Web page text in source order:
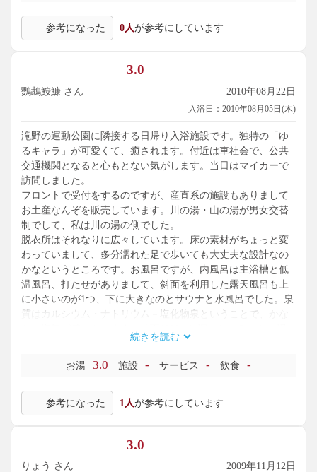
参考になった 0人が参考にしています
3.0
鸚鵡鮟鱇 さん 2010年08月22日
入浴日：2010年08月05日(木)
滝野の運動公園に隣接する日帰り入浴施設です。独特の「ゆ
るキャラ」が可愛くて、癒されます。付近は車社会で、公共
交通機関となると心もとない気がします。当日はマイカーで
訪問しました。
フロントで受付をするのですが、産直系の施設もありまして
お土産なんぞを販売しています。川の湯・山の湯が男女交替
制でして、私は川の湯の側でした。
脱衣所はそれなりに広々しています。床の素材がちょっと変
わっていまして、多分濡れた足で歩いても大丈夫な設計なの
かなというところです。お風呂ですが、内風呂は主浴槽と低
温風呂、打たせがありまして、斜面を利用した露天風呂も上
に小さいのが1つ、下に大きなのとサウナと水風呂でした。泉
質はカルシウム・ナトリウム－塩化物泉ということで、かな
ですので、濃さも十分といったところなのでしょうか。ここ
で一番気持ちよかったのは内風呂の「低温風呂」でして、温
度は37℃程度のぬる湯。体温に近いのでじっくりと入ってい
なく、加温湯と源泉を交互に投入して湯温を調節しているよ
うにお見受けしました。消毒臭は普通に感じられましたが、
風呂はちょっと強くなっているようにも思いました。
暑い季節ですから、このぬる湯が気持ちよく感じられまし
続きを読む
お湯 3.0 施設 - サービス - 飲食 -
参考になった 1人が参考にしています
3.0
りょう さん 2009年11月12日